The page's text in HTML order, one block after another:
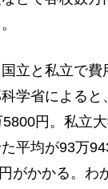
国立と私立で費
学省によると
円。私立
平均が93万
がかかる。わ